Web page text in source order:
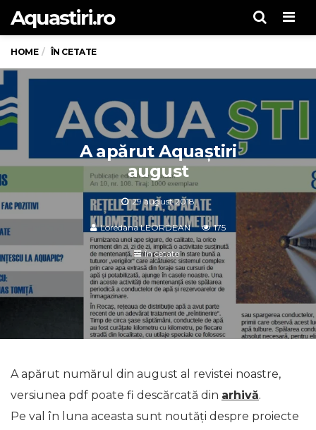
Aquastiri.ro
HOME ÎN CETATE
A apărut Aquaștiri
august
29 august 2018
Loredana LEORDEAN 175
În cetate
A apărut numărul din august al revistei noastre,
versiunea pdf poate fi descărcată din arhivă.
Pe val în luna aceasta sunt noutăți despre proiecte